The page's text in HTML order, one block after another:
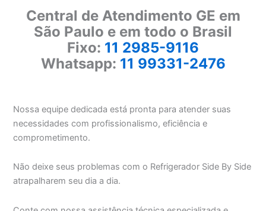
Central de Atendimento GE em
São Paulo e em todo o Brasil
Fixo: 11 2985-9116
Whatsapp: 11 99331-2476
Nossa equipe dedicada está pronta para atender suas
necessidades com profissionalismo, eficiência e
comprometimento.
Não deixe seus problemas com o Refrigerador Side By Side
atrapalharem seu dia a dia.